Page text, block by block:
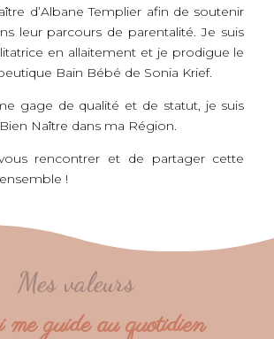
d’Albane Templier afin de soutenir
leur parcours de parentalité. Je suis
en allaitement et je prodigue le
Bain Bébé de Sonia Krief.
gage de qualité et de statut, je suis
Naître dans ma Région.
rencontrer et de partager cette
!
Mes valeurs
me guide au quotidien